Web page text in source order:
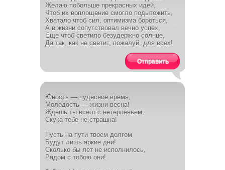
Желаю побольше прекрасных идей,
Чтоб их воплощение смогло подытожить,
Хватало чтоб сил, оптимизма бороться,
А в жизни сопутствовал вечно успех,
Еще чтоб светило безудержно солнце,
Да так, как не светит, пожалуй, для всех!
Отправить
Юность — чудесное время,
Молодость — жизни весна!
Ждешь ты всего с нетерпеньем,
Скука тебе не страшна!
Пусть на пути твоем долгом
Будут лишь яркие дни!
Сколько бы лет не исполнилось,
Рядом с тобою они!